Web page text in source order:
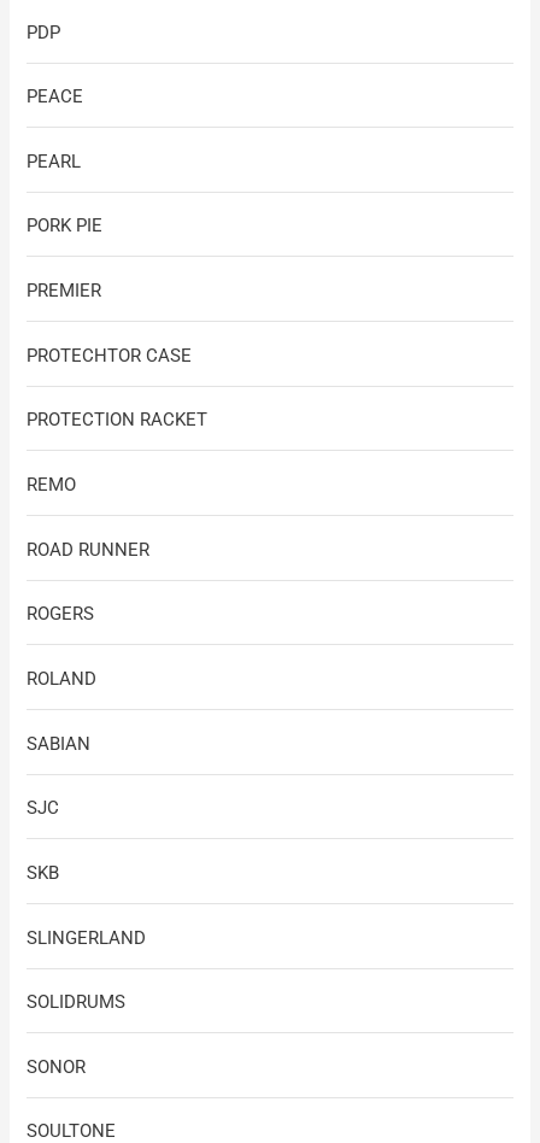
PDP
PEACE
PEARL
PORK PIE
PREMIER
PROTECHTOR CASE
PROTECTION RACKET
REMO
ROAD RUNNER
ROGERS
ROLAND
SABIAN
SJC
SKB
SLINGERLAND
SOLIDRUMS
SONOR
SOULTONE